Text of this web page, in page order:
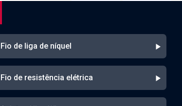
Fio de liga de níquel
Fio de resistência elétrica